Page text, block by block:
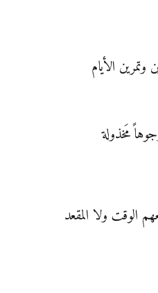
الأيام
مَخذولة
الوقت ولا المقعد